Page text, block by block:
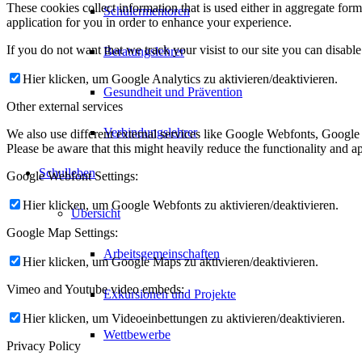
Schülermentoren
Beratungslehrer
Gesundheit und Prävention
Verbindungslehrer
Schulleben
Übersicht
Arbeitsgemeinschaften
Exkursionen und Projekte
Wettbewerbe
These cookies collect information that is used either in aggregate
application for you in order to enhance your experience.
If you do not want that we track your visist to our site you can
Hier klicken, um Google Analytics zu aktivieren/deaktivieren.
Other external services
We also use different external services like Google Webfonts,
Please be aware that this might heavily reduce the functionality and
Google Webfont Settings:
Hier klicken, um Google Webfonts zu aktivieren/deaktivieren.
Google Map Settings:
Hier klicken, um Google Maps zu aktivieren/deaktivieren.
Vimeo and Youtube video embeds:
Hier klicken, um Videoeinbettungen zu aktivieren/deaktivieren.
Privacy Policy